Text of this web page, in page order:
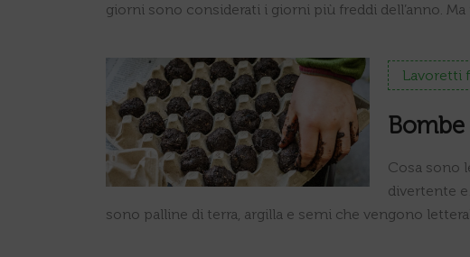
giorni sono considerati i giorni più freddi dell’anno.
Lavoretti
Cosa sono
divertente
sono palline di terra, argilla e semi che vengono